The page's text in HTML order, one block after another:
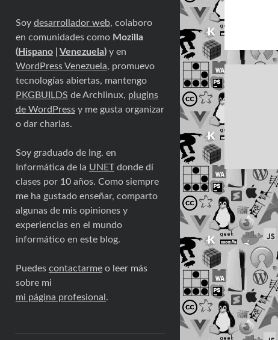
Soy desarrollador web, colaboro
en comunidades como Mozilla
(Hispano| Venezuela)y en
WordPress Venezuela, promuevo
tecnologías abiertas, mantengo
PKGBUILDS de Archlinux, plugins
de WordPressy me gusta organizar
o dar charlas.
Soy graduado de Ing. en
Informática de la UNETdonde dí
clases por 10 años. Como siempre
me ha gustado enseñar, comparto
algunas de mis opiniones y
experiencias en el mundo
informático en este blog.
Puedes contactarmeo leer más
sobre mi
mi página profesional .